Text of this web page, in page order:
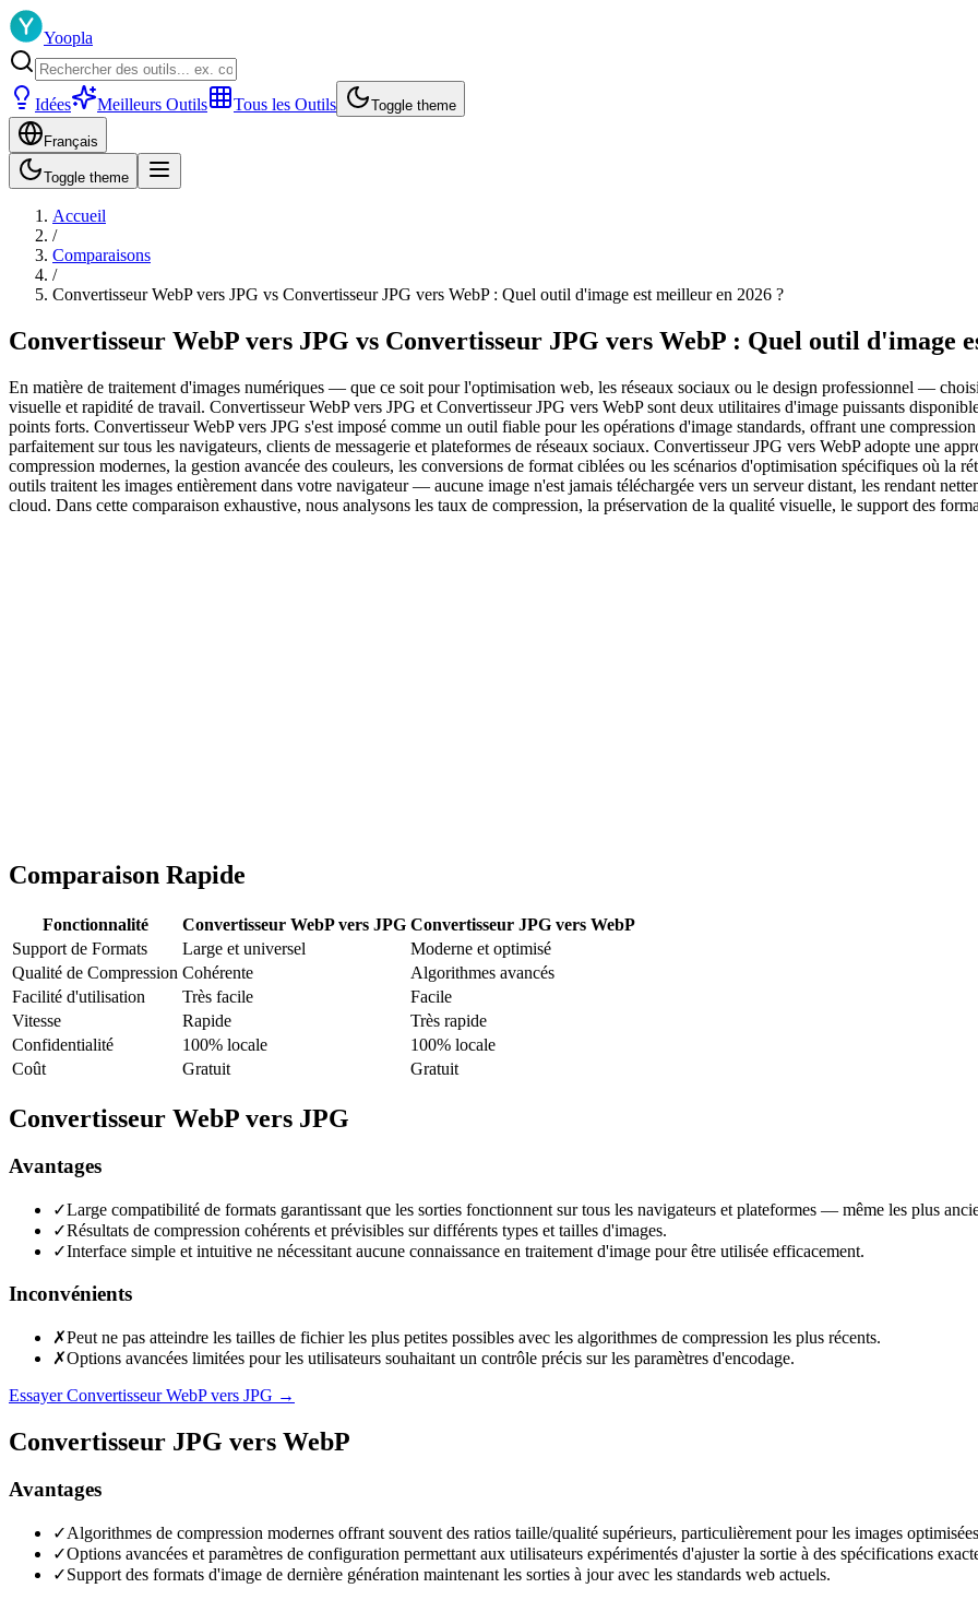
Yoopla
Idées Meilleurs Outils Tous les Outils Toggle theme
Français
Toggle theme
Accueil
/
Comparaisons
/
Convertisseur WebP vers JPG vs Convertisseur JPG vers WebP : Quel outil d'image est meilleur en 2026 ?
Convertisseur WebP vers JPG vs Convertisseur JPG vers WebP : Quel outil d'image
En matière de traitement d'images numériques — que ce soit pour l'optimisation web, les réseaux sociaux ou le design professionnel —
visuelle et rapidité de travail. Convertisseur WebP vers JPG et Convertisseur JPG vers WebP sont deux utilitaires d'image puissants
points forts. Convertisseur WebP vers JPG s'est imposé comme un outil fiable pour les opérations d'image standards, offrant une
parfaitement sur tous les navigateurs, clients de messagerie et plateformes de réseaux sociaux. Convertisseur JPG vers WebP adopte une
compression modernes, la gestion avancée des couleurs, les conversions de format ciblées ou les scénarios d'optimisation spécifiques où la
outils traitent les images entièrement dans votre navigateur — aucune image n'est jamais téléchargée vers un serveur distant, les rendant
cloud. Dans cette comparaison exhaustive, nous analysons les taux de compression, la préservation de la qualité visuelle, le support des
Comparaison Rapide
Fonctionnalité Convertisseur WebP vers JPG Convertisseur JPG vers WebP
Support de Formats
Large et universel
Moderne et optimisé
Qualité de Compression Cohérente
Algorithmes avancés
Facilité d'utilisation
Très facile
Facile
Vitesse
Rapide
Très rapide
Confidentialité
100% locale
100% locale
Coût
Gratuit Gratuit
Convertisseur WebP vers JPG
Avantages
✓Large compatibilité de formats garantissant que les sorties fonctionnent sur tous les navigateurs et plateformes — même les plus
✓Résultats de compression cohérents et prévisibles sur différents types et tailles d'images.
✓Interface simple et intuitive ne nécessitant aucune connaissance en traitement d'image pour être utilisée efficacement.
Inconvénients
✗Peut ne pas atteindre les tailles de fichier les plus petites possibles avec les algorithmes de compression les plus récents.
✗Options avancées limitées pour les utilisateurs souhaitant un contrôle précis sur les paramètres d'encodage.
Essayer Convertisseur WebP vers JPG →
Convertisseur JPG vers WebP
Avantages
✓Algorithmes de compression modernes offrant souvent des ratios taille/qualité supérieurs, particulièrement pour les images
✓Options avancées et paramètres de configuration permettant aux utilisateurs expérimentés d'ajuster la sortie à des spécifications
✓Support des formats d'image de dernière génération maintenant les sorties à jour avec les standards web actuels.